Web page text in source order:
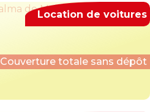
Couverture totale sans dépôt
Location de voitures